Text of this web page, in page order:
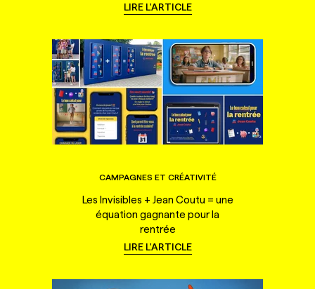
LIRE L'ARTICLE
CAMPAGNES ET CRÉATIVITÉ
Les Invisibles + Jean Coutu = une
équation gagnante pour la
rentrée
LIRE L'ARTICLE